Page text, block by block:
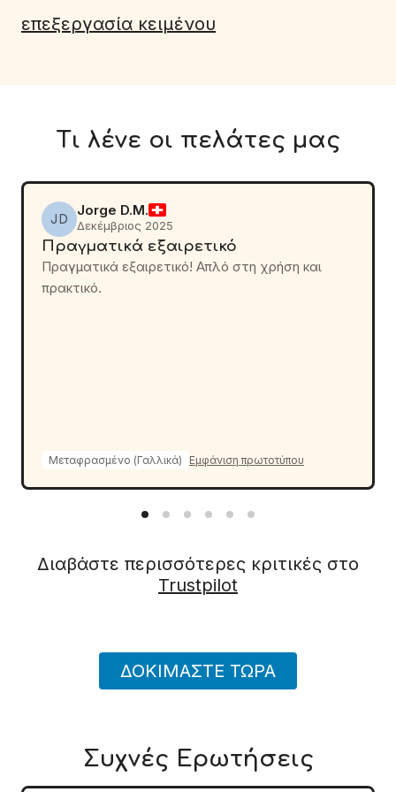
επεξεργασία κειμένου
Τι λένε οι πελάτες μας
JD
Jorge D.M.
Δεκέμβριος 2025
Πραγματικά εξαιρετικό
Πραγματικά εξαιρετικό! Απλό στη χρήση και
πρακτικό.
Μεταφρασμένο (Γαλλικά) Εμφάνιση πρωτοτύπου
Διαβάστε περισσότερες κριτικές στο
Trustpilot
ΔΟΚΙΜΆΣΤΕ ΤΏΡΑ
Συχνές Ερωτήσεις